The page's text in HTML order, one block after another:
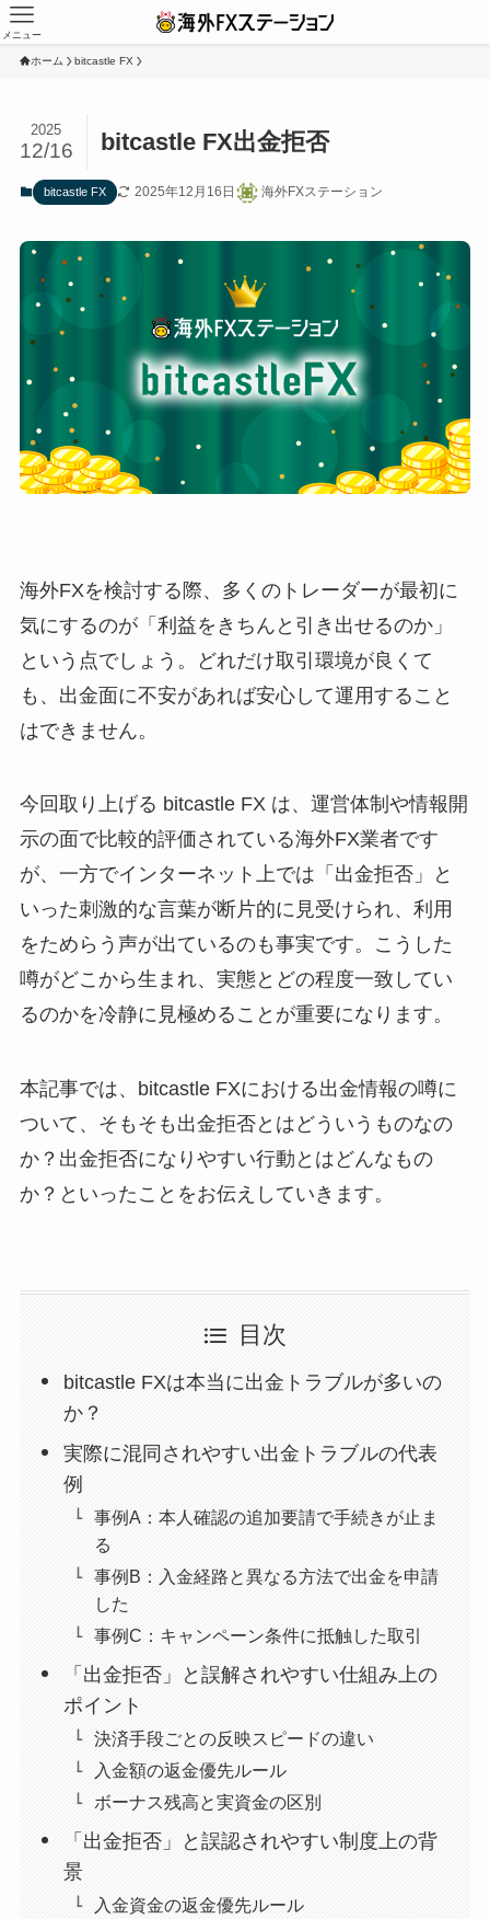
メニュー
ホーム bitcastle FX
bitcastle FX出金拒否
2025
12/16
bitcastle FX 2025年12月16日 海外FXステーション
海外FXを検討する際、多くのトレーダーが最初に
気にするのが「利益をきちんと引き出せるのか」
という点でしょう。どれだけ取引環境が良くて
も、出金面に不安があれば安心して運用すること
はできません。
今回取り上げる bitcastle FX は、運営体制や情報開
示の面で比較的評価されている海外FX業者です
が、一方でインターネット上では「出金拒否」と
いった刺激的な言葉が断片的に見受けられ、利用
をためらう声が出ているのも事実です。こうした
噂がどこから生まれ、実態とどの程度一致してい
るのかを冷静に見極めることが重要になります。
本記事では、bitcastle FXにおける出金情報の噂に
ついて、そもそも出金拒否とはどういうものなの
か？出金拒否になりやすい行動とはどんなもの
か？といったことをお伝えしていきます。
目次
bitcastle FXは本当に出金トラブルが多いの
か？
実際に混同されやすい出金トラブルの代表
例
事例A：本人確認の追加要請で手続きが止ま
る
事例B：入金経路と異なる方法で出金を申請
した
事例C：キャンペーン条件に抵触した取引
「出金拒否」と誤解されやすい仕組み上の
ポイント
決済手段ごとの反映スピードの違い
入金額の返金優先ルール
ボーナス残高と実資金の区別
「出金拒否」と誤認されやすい制度上の背
景
入金資金の返金優先ルール